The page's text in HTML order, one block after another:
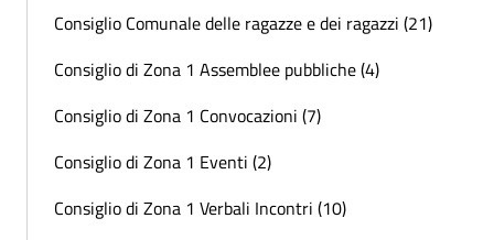
Consiglio Comunale delle ragazze e dei ragazzi (21)
Consiglio di Zona 1 Assemblee pubbliche (4)
Consiglio di Zona 1 Convocazioni (7)
Consiglio di Zona 1 Eventi (2)
Consiglio di Zona 1 Verbali Incontri (10)